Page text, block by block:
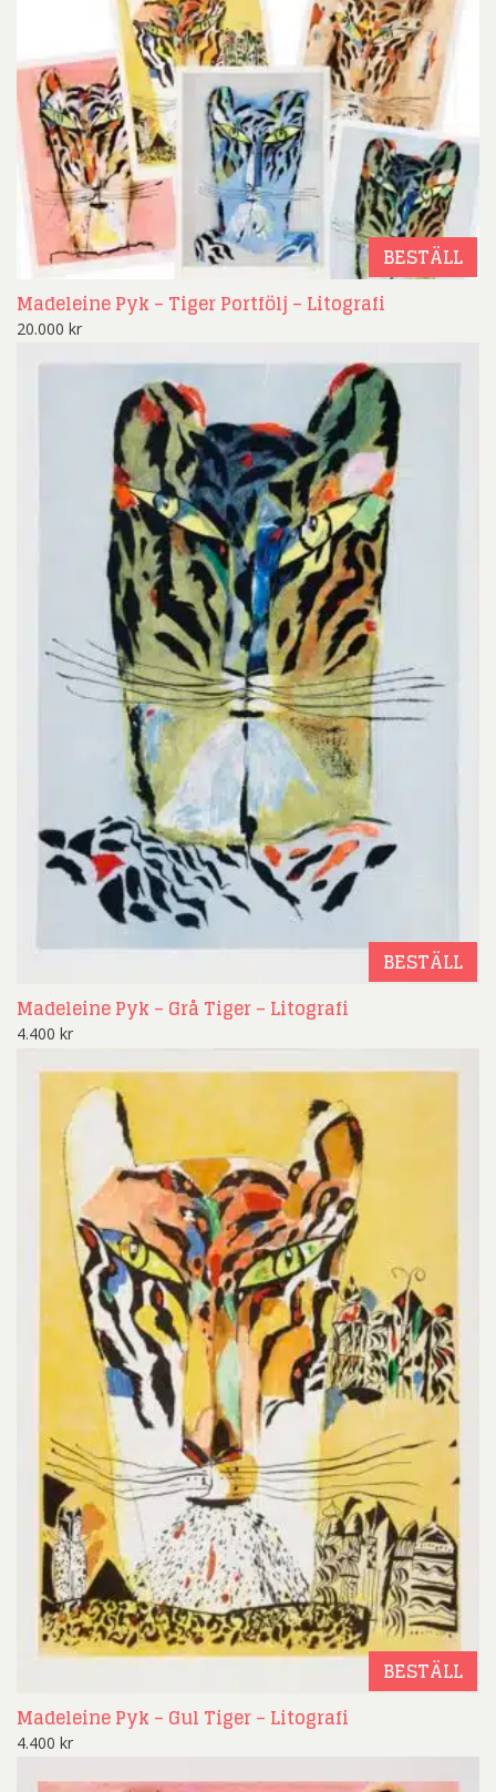
BESTÄLL
Madeleine Pyk – Tiger Portfölj – Litografi
20.000 kr
BESTÄLL
Madeleine Pyk – Grå Tiger – Litografi
4.400 kr
BESTÄLL
Madeleine Pyk – Gul Tiger – Litografi
4.400 kr